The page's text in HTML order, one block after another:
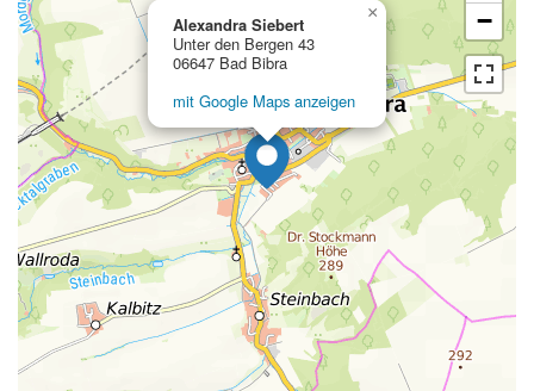
Alexandra Siebert
Unter den Bergen 43
06647 Bad Bibra
mit Google Maps anzeigen
×
−